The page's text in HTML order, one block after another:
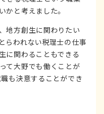
かと考えました。
地方創生に関わりたい
らわれない税理士の仕事
に関わることもできる
て大野でも働くことが
も決意することができ